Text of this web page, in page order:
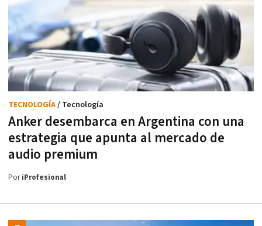
Anker desembarca en Argentina con una
estrategia que apunta al mercado de
audio premium
TECNOLOGÍA/ Tecnología
PoriProfesional